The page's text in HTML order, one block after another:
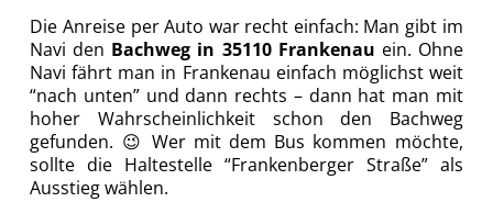
Die Anreise per Auto war recht einfach: Man gibt im
Navi den Bachweg in 35110Frankenau ein. Ohne
Navi fährt man in Frankenau einfach möglichst weit
“nach unten” und dann rechts – dann hat man mit
hoher Wahrscheinlichkeit schon den Bachweg
gefunden. 😉 Wer mit dem Bus kommen möchte,
sollte die Haltestelle “Frankenberger Straße” als
Ausstieg wählen.